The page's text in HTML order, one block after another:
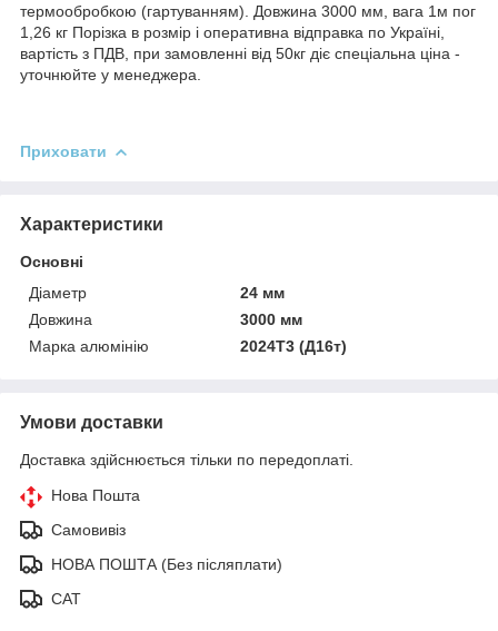
термообробкою (гартуванням). Довжина 3000 мм, вага 1м пог
1,26 кг Порізка в розмір і оперативна відправка по Україні,
вартість з ПДВ, при замовленні від 50кг діє спеціальна ціна -
уточнюйте у менеджера.
Приховати
Характеристики
Основні
Діаметр
24 мм
Довжина
3000 мм
Марка алюмінію
2024Т3 (Д16т)
Умови доставки
Доставка здійснюється тільки по передоплаті.
Нова Пошта
Самовивіз
НОВА ПОШТА (Без післяплати)
САТ